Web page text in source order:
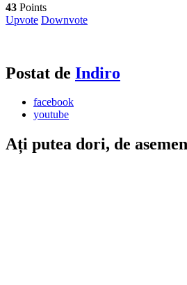
43 Points
Upvote Downvote
Postat de Indiro
facebook
youtube
Ați putea dori, de